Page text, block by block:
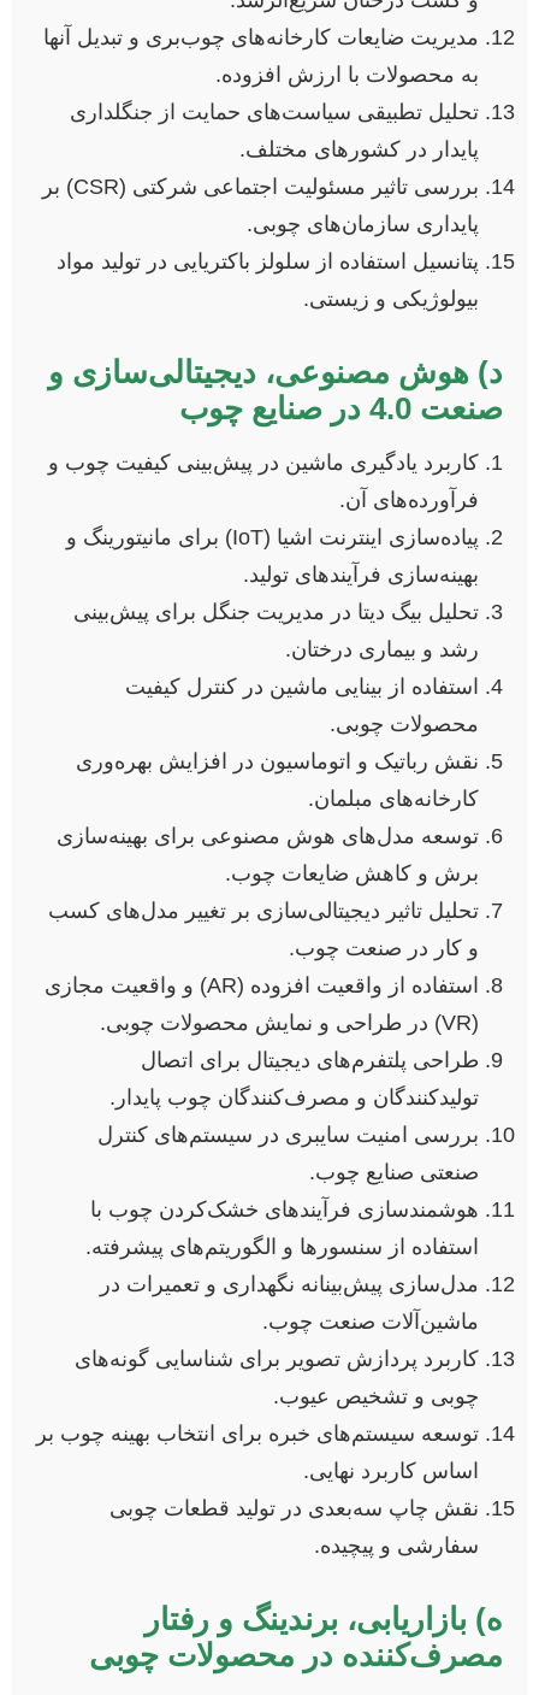
مدیریت ضایعات کارخانه‌های چوب‌بری و تبدیل آنها
به محصولات با ارزش افزوده.
تحلیل تطبیقی سیاست‌های حمایت از جنگلداری
پایدار در کشورهای مختلف.
بررسی تاثیر مسئولیت اجتماعی شرکتی (CSR) بر
پایداری سازمان‌های چوبی.
پتانسیل استفاده از سلولز باکتریایی در تولید مواد
بیولوژیکی و زیستی.
د) هوش مصنوعی، دیجیتالی‌سازی و
صنعت 4.0 در صنایع چوب
کاربرد یادگیری ماشین در پیش‌بینی کیفیت چوب و
فرآورده‌های آن.
پیاده‌سازی اینترنت اشیا (IoT) برای مانیتورینگ و
بهینه‌سازی فرآیندهای تولید.
تحلیل بیگ دیتا در مدیریت جنگل برای پیش‌بینی
رشد و بیماری درختان.
استفاده از بینایی ماشین در کنترل کیفیت
محصولات چوبی.
نقش رباتیک و اتوماسیون در افزایش بهره‌وری
کارخانه‌های مبلمان.
توسعه مدل‌های هوش مصنوعی برای بهینه‌سازی
برش و کاهش ضایعات چوب.
تحلیل تاثیر دیجیتالی‌سازی بر تغییر مدل‌های کسب
و کار در صنعت چوب.
استفاده از واقعیت افزوده (AR) و واقعیت مجازی
(VR) در طراحی و نمایش محصولات چوبی.
طراحی پلتفرم‌های دیجیتال برای اتصال
تولیدکنندگان و مصرف‌کنندگان چوب پایدار.
بررسی امنیت سایبری در سیستم‌های کنترل
صنعتی صنایع چوب.
هوشمندسازی فرآیندهای خشک‌کردن چوب با
استفاده از سنسورها و الگوریتم‌های پیشرفته.
مدل‌سازی پیش‌بینانه نگهداری و تعمیرات در
ماشین‌آلات صنعت چوب.
کاربرد پردازش تصویر برای شناسایی گونه‌های
چوبی و تشخیص عیوب.
توسعه سیستم‌های خبره برای انتخاب بهینه چوب بر
اساس کاربرد نهایی.
نقش چاپ سه‌بعدی در تولید قطعات چوبی
سفارشی و پیچیده.
ه) بازاریابی، برندینگ و رفتار
مصرف‌کننده در محصولات چوبی